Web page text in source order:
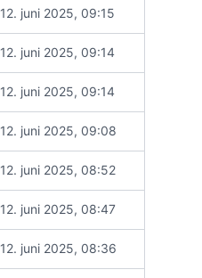
12. juni 2025, 09:15
12. juni 2025, 09:14
12. juni 2025, 09:14
12. juni 2025, 09:08
12. juni 2025, 08:52
12. juni 2025, 08:47
12. juni 2025, 08:36